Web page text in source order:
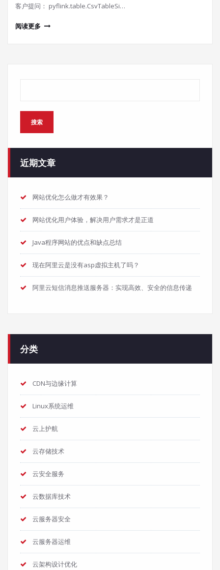
客户提问： pyflink.table.CsvTableSi…
阅读更多
搜索
近期文章
网站优化怎么做才有效果？
网站优化用户体验，解决用户需求才是正道
Java程序网站的优点和缺点总结
现在阿里云是没有asp虚拟主机了吗？
阿里云短信消息推送服务器：实现高效、安全的信息传递
分类
CDN与边缘计算
Linux系统运维
云上护航
云存储技术
云安全服务
云数据库技术
云服务器安全
云服务器运维
云架构设计优化